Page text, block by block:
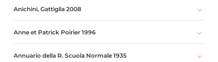
Anichini, Gattiglia 2008
Anne et Patrick Poirier 1996
Annuario della R. Scuola Normale 1935